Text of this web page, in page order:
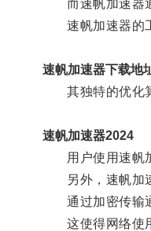
而速帆加速器通
速帆加速器的工
速帆加速器下载地
其独特的优化算
速帆加速器2024
用户使用速帆加
另外，速帆加速
通过加密传输通
这使得网络使用